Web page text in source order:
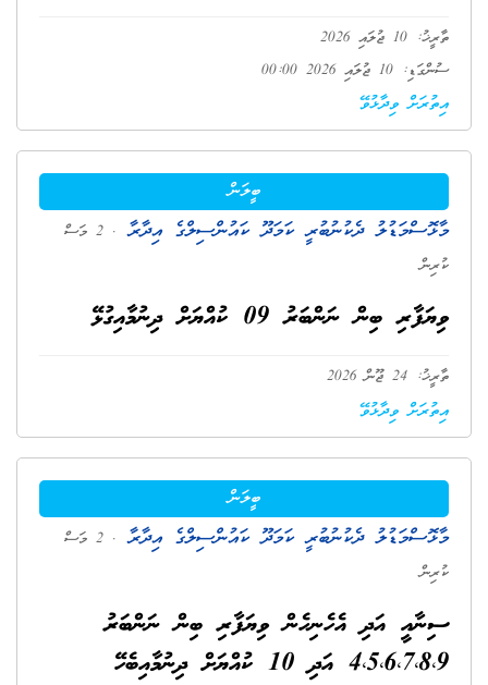
ތާރީޚު: 10 ޖުލައި 2026
ސުންގަޑި: 10 ޖުލައި 2026 00:00
އިތުރަށް ވިދާޅުވޭ
ބީލަން
މާޅޮސްމަޑުލު ދެކުނުބުރީ ކަމަދޫ ކައުންސިލްގެ އިދާރާ
. 2 މަސް
ކުރިން
ވިޔަފާރި ބިން ނަންބަރު 09 ކުއްޔަށް ދިނުމާއިގުޅޭ
ތާރީޚު: 24 ޖޫން 2026
އިތުރަށް ވިދާޅުވޭ
ބީލަން
މާޅޮސްމަޑުލު ދެކުނުބުރީ ކަމަދޫ ކައުންސިލްގެ އިދާރާ
. 2 މަސް
ކުރިން
ސިނާއީ އަދި އެހެނިހެން ވިޔަފާރި ބިން ނަންބަރު
4،5،6،7،8،9 އަދި 10 ކުއްޔަށް ދިނުމާއިބެހޭ